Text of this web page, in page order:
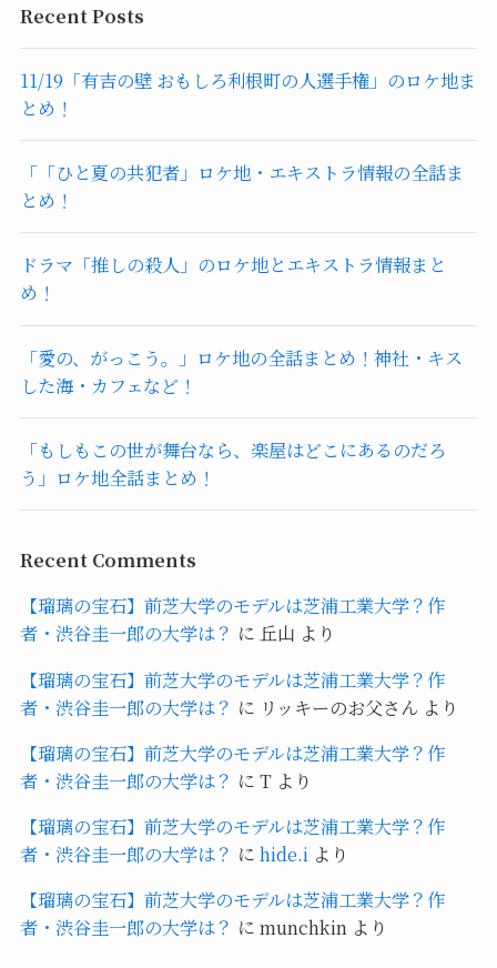
イ
ブ
Recent Posts
11/19「有吉の壁 おもしろ利根町の人選手権」のロケ地ま
とめ！
「「ひと夏の共犯者」ロケ地・エキストラ情報の全話ま
とめ！
ドラマ「推しの殺人」のロケ地とエキストラ情報まと
め！
「愛の、がっこう。」ロケ地の全話まとめ！神社・キス
した海・カフェなど！
「もしもこの世が舞台なら、楽屋はどこにあるのだろ
う」ロケ地全話まとめ！
Recent Comments
【瑠璃の宝石】前芝大学のモデルは芝浦工業大学？作
者・渋谷圭一郎の大学は？ に 丘山 より
【瑠璃の宝石】前芝大学のモデルは芝浦工業大学？作
者・渋谷圭一郎の大学は？ に リッキーのお父さんより
【瑠璃の宝石】前芝大学のモデルは芝浦工業大学？作
者・渋谷圭一郎の大学は？ に Tより
【瑠璃の宝石】前芝大学のモデルは芝浦工業大学？作
者・渋谷圭一郎の大学は？ に hide.i より
【瑠璃の宝石】前芝大学のモデルは芝浦工業大学？作
者・渋谷圭一郎の大学は？ に munchkinより